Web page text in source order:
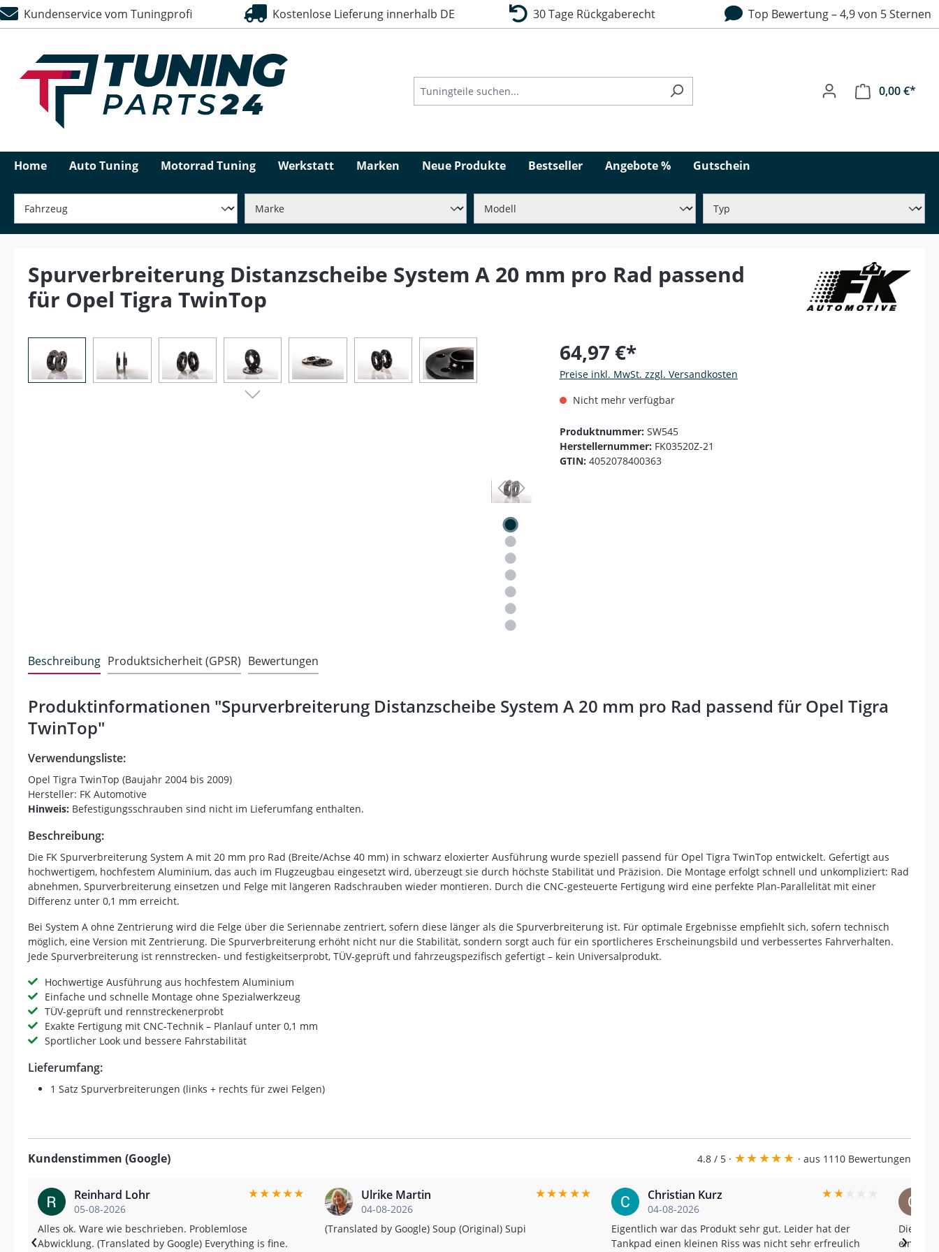
Zur Hauptnavigation springen
Kundenservice vom Tuningprofi Kostenlose Lieferung innerhalb DE 30 Tage Rückgaberecht Top Bewertung – 4,9 von 5 Sternen
0,00 €*
Home Auto Tuning Motorrad Tuning Werkstatt Marken Neue Produkte Bestseller Angebote % Gutschein
Spurverbreiterung Distanzscheibe System A 20 mm pro Rad passend
für Opel Tigra TwinTop
64,97 €*
Preise inkl. MwSt. zzgl. Versandkosten
Nicht mehr verfügbar
Produktnummer: SW545
Herstellernummer: FK03520Z-21
GTIN: 4052078400363
Beschreibung Produktsicherheit (GPSR) Bewertungen
Produktinformationen "Spurverbreiterung Distanzscheibe System A 20 mm pro Rad passend für Opel Tigra
TwinTop"
Verwendungsliste:
Opel Tigra TwinTop (Baujahr 2004 bis 2009)
Hersteller: FK Automotive
Hinweis: Befestigungsschrauben sind nicht im Lieferumfang enthalten.
Beschreibung:
Die FK Spurverbreiterung System A mit 20 mm pro Rad (Breite/Achse 40 mm) in schwarz eloxierter Ausführung wurde speziell passend für Opel Tigra TwinTop entwickelt. Gefertigt aus
hochwertigem, hochfestem Aluminium, das auch im Flugzeugbau eingesetzt wird, überzeugt sie durch höchste Stabilität und Präzision. Die Montage erfolgt schnell und unkompliziert: Rad
abnehmen, Spurverbreiterung einsetzen und Felge mit längeren Radschrauben wieder montieren. Durch die CNC-gesteuerte Fertigung wird eine perfekte Plan-Parallelität mit einer
Differenz unter 0,1 mm erreicht.
Bei System A ohne Zentrierung wird die Felge über die Seriennabe zentriert, sofern diese länger als die Spurverbreiterung ist. Für optimale Ergebnisse empfiehlt sich, sofern technisch
möglich, eine Version mit Zentrierung. Die Spurverbreiterung erhöht nicht nur die Stabilität, sondern sorgt auch für ein sportlicheres Erscheinungsbild und verbessertes Fahrverhalten.
Jede Spurverbreiterung ist rennstrecken- und festigkeitserprobt, TÜV-geprüft und fahrzeugspezifisch gefertigt – kein Universalprodukt.
Hochwertige Ausführung aus hochfestem Aluminium
Einfache und schnelle Montage ohne Spezialwerkzeug
TÜV-geprüft und rennstreckenerprobt
Exakte Fertigung mit CNC-Technik – Planlauf unter 0,1 mm
Sportlicher Look und bessere Fahrstabilität
Lieferumfang:
1 Satz Spurverbreiterungen (links + rechts für zwei Felgen)
Kundenstimmen (Google) 4.8 / 5 · ★★★★★ · aus 1110 Bewertungen
Reinhard Lohr
05-08-2026
★★★★★
Alles ok. Ware wie beschrieben. Problemlose
Abwicklung. (Translated by Google) Everything is fine.
Ulrike Martin
04-08-2026
★★★★★
(Translated by Google) Soup (Original) Supi
Christian Kurz
04-08-2026
★★
Eigentlich war das Produkt sehr gut. Leider hat der
Tankpad einen kleinen Riss was nicht sehr erfreulich
Die
einen wirklich
‹ ›